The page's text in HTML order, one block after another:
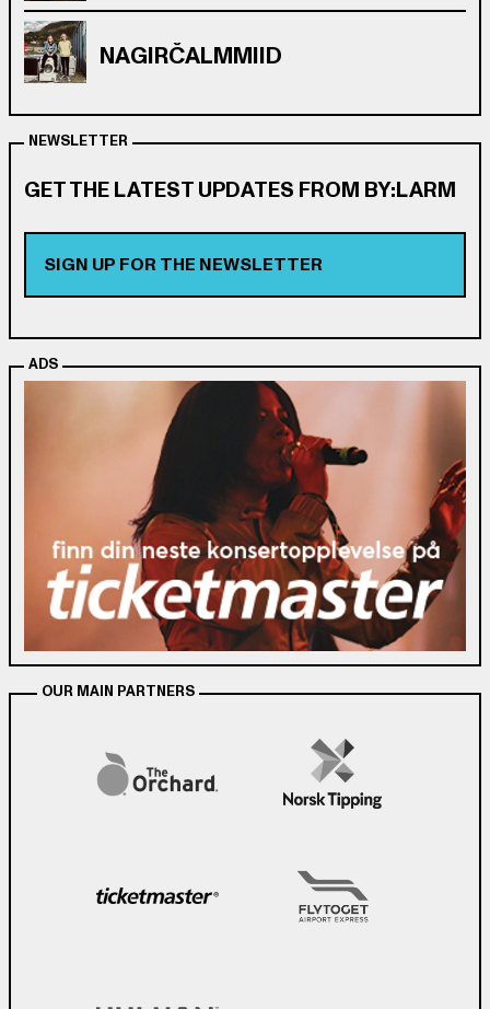
NAGIRČALMMIID
NEWSLETTER
GET THE LATEST UPDATES FROM BY:LARM
SIGN UP FOR THE NEWSLETTER
ADS
OUR MAIN PARTNERS